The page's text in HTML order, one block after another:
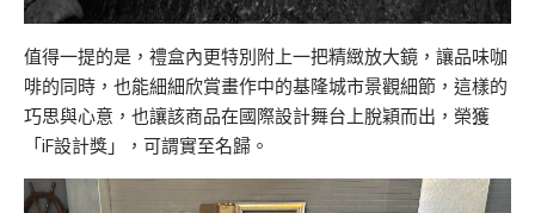
值得一提的是，禮盒內更特別附上一把精緻放大鏡，讓品味咖
啡的同時，也能細細欣賞畫作中的基隆城市景觀細節，這樣的
巧思與心意，也讓該商品在國際設計舞台上脫穎而出，榮獲
「iF設計獎」，可謂實至名歸。